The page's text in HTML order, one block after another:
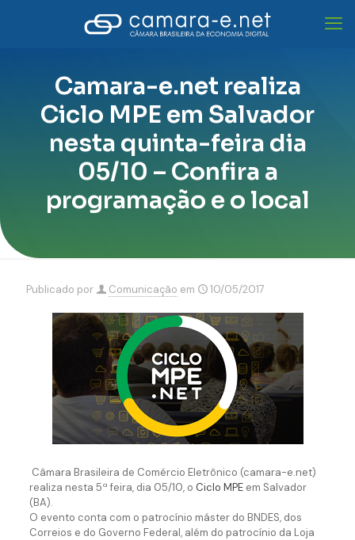
Camara-e.net realiza
Ciclo MPE em Salvador
nesta quinta-feira dia
05/10 – Confira a
programação e o local
Publicado por Comunicação em 10/05/2017
Câmara Brasileira de Comércio Eletrônico (camara-e.net)
realiza nesta 5ª feira, dia 05/10, o Ciclo MPEem Salvador
(BA).
O evento conta com o patrocínio máster do BNDES, dos
Correios e do Governo Federal, além do patrocínio da Loja